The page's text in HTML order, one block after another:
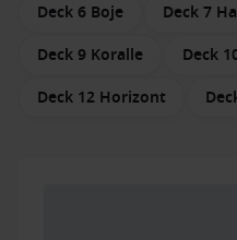
Deck 6 Boje
Deck 7
Deck 9 Koralle
Deck
Deck 12 Horizont